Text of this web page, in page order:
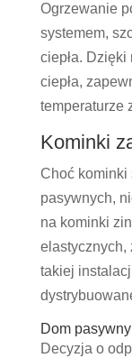
Ogrzewanie
systemem,
ciepła.
ciepła,
temperaturze
Kominki
Choć kominki
pasywnych,
na kominki
elastycznych,
takiej
Dom
Decyzja o